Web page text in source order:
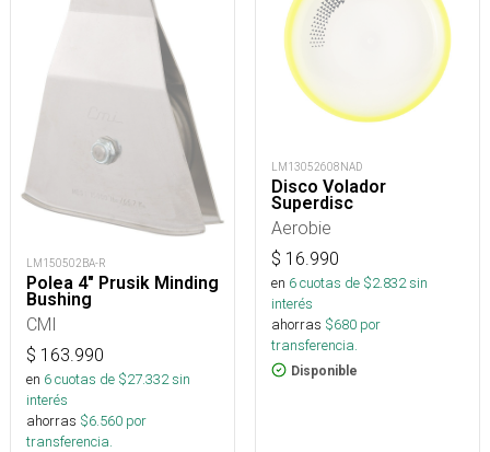
LM150502BA-R
Polea 4" Prusik Minding
Bushing
CMI
$ 163.990
en 6cuotas de $27.332sin
interés
ahorras $6.560 por
transferencia.
LM13052608NAD
Disco Volador
Superdisc
Aerobie
$ 16.990
en 6cuotas de $2.832sin
interés
ahorras $680 por
transferencia.
Disponible